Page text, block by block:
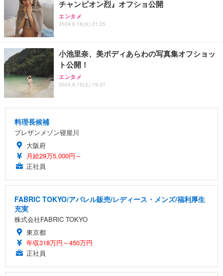
チャンピオン烈』オフショ公開
エンタメ
2024.6.18(火) 21:25
小池里奈、美ボディあらわの写真集オフショッ
ト公開！
エンタメ
2024.6.15(土) 19:37
料理長候補
プレザンメゾン寝屋川
大阪府
月給29万5,000円～
正社員
FABRIC TOKYO/アパレル販売/レディース・メンズ/福利厚生
充実
株式会社FABRIC TOKYO
東京都
年収318万円～450万円
正社員